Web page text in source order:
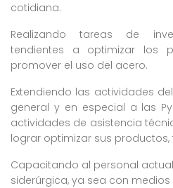
cotidiana.
Realizando tareas de
tendientes a optimizar los
promover el uso del acero.
Extendiendo las actividades
general y en especial a las
actividades de asistencia
lograr optimizar sus
Capacitando al personal
siderúrgica, ya sea con